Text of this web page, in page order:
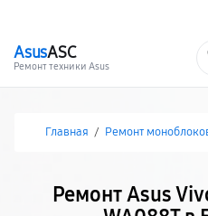
AsusASC
Ремонт техники Asus
Главная / Ремонт
Ремонт Asus